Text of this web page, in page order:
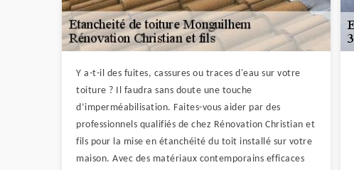
Y a-t-il des fuites, cassures ou traces d'eau sur votre
toiture ? Il faudra sans doute une touche
d’imperméabilisation. Faites-vous aider par des
professionnels qualifiés de chez Rénovation Christian et
fils pour la mise en étanchéité du toit installé sur votre
maison. Avec des matériaux contemporains efficaces